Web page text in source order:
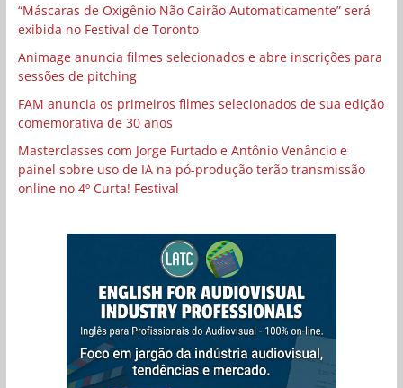
“Máscaras de Oxigênio Não Cairão Automaticamente” será
exibida no Festival de Toronto
Animage anuncia filmes selecionados e abre inscrições para
sessões de pitching
FAM anuncia os primeiros filmes selecionados de sua edição
comemorativa de 30 anos
Masterclasses com Jorge Furtado e Antônio Venâncio e
painel sobre uso de IA na pó-produção terão transmissão
online no 4º Curta! Festival